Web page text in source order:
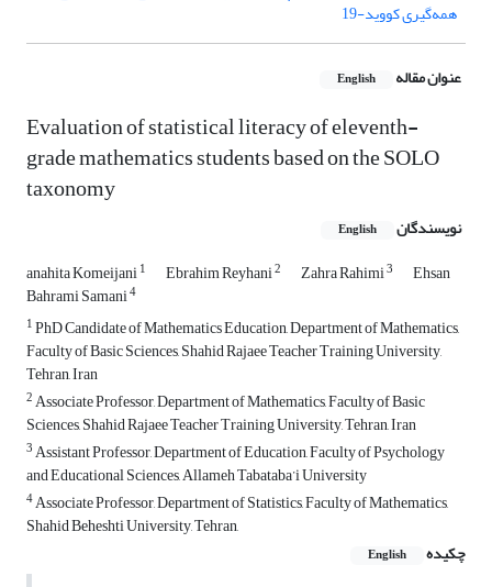
همه‌گیری کووید-19
عنوان مقاله English
Evaluation of statistical literacy of eleventh-
grade mathematics students based on the SOLO
taxonomy
نویسندگان English
anahita Komeijani1 Ebrahim Reyhani2 Zahra Rahimi3 Ehsan
Bahrami Samani4
1PhD Candidate of Mathematics Education, Department of Mathematics,
Faculty of Basic Sciences, Shahid Rajaee Teacher Training University,
Tehran, Iran
2Associate Professor, Department of Mathematics, Faculty of Basic
Sciences, Shahid Rajaee Teacher Training University, Tehran, Iran
3Assistant Professor, Department of Education, Faculty of Psychology
and Educational Sciences, Allameh Tabataba’i University
4Associate Professor, Department of Statistics, Faculty of Mathematics,
Shahid Beheshti University, Tehran,
چکیده
English